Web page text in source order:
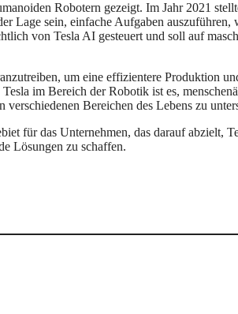
Robotern gezeigt. Im Jahr 2021
Lage sein, einfache Aufgaben auszuführen,
von Tesla AI gesteuert und soll auf
um eine effizientere Produktion
im Bereich der Robotik ist es,
Bereichen des Lebens zu
für das Unternehmen, das darauf abzielt,
Lösungen zu schaffen.